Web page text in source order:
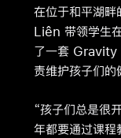
在位于和平湖
Liên 带领学生
了一套 Gravity
责维护孩子们的
“孩子们总是很
年都要通过课程